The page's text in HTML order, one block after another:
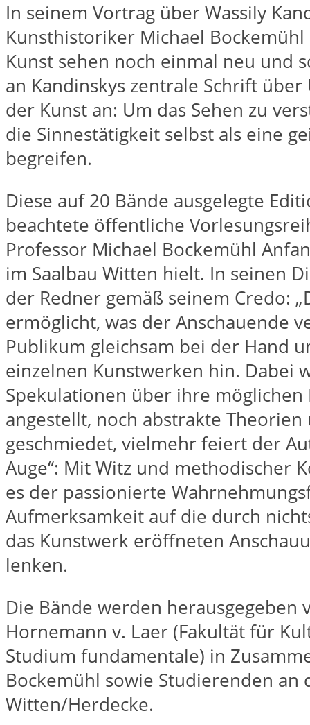
In seinem Vortrag über Wassily
Kunsthistoriker Michael
Kunst sehen noch einmal neu und
an Kandinskys zentrale Schrift
der Kunst an: Um das Sehen zu
die Sinnestätigkeit selbst als eine
begreifen.
Diese auf 20 Bände ausgelegte
beachtete öffentliche
Professor Michael Bockemühl
im Saalbau Witten hielt. In seinen
der Redner gemäß seinem Credo:
ermöglicht, was der Anschauende
Publikum gleichsam bei der Hand
einzelnen Kunstwerken hin. Dabei
Spekulationen über ihre möglichen
angestellt, noch abstrakte Theorien
geschmiedet, vielmehr feiert der
Auge“: Mit Witz und methodischer
es der passionierte
Aufmerksamkeit auf die durch
das Kunstwerk eröffneten
lenken.
Die Bände werden herausgegeben
Hornemann v. Laer (Fakultät für
Studium fundamentale) in
Bockemühl sowie Studierenden an
Witten/Herdecke.